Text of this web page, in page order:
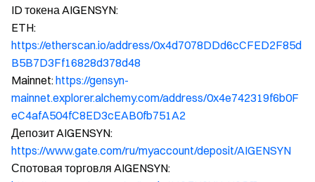
ID токена AIGENSYN:
ETH:
https://etherscan.io/address/0x4d7078DDd6cCFED2F85d
B5B7D3Ff16828d378d48
Mainnet:https://gensyn-
mainnet.explorer.alchemy.com/address/0x4e742319f6b0F
eC4afA504fC8ED3cEAB0fb751A2
Депозит AIGENSYN:
https://www.gate.com/ru/myaccount/deposit/AIGENSYN
Спотовая торговля AIGENSYN: